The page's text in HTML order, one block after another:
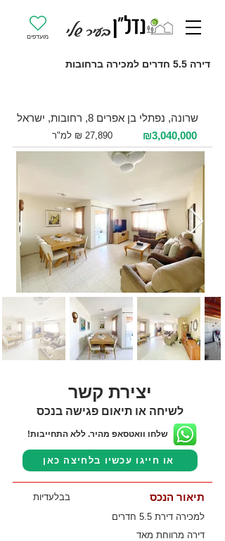
מועדפים
דירה 5.5 חדרים למכירה ברחובות
שרונה, נפתלי בן אפרים 8, רחובות, ישראל
₪3,040,000
יצירת קשר
לשיחה או תיאום פגישה בנכס
שלחו וואטסאפ מהיר. ללא התחייבות!
או חייגו עכשיו בלחיצה כאן
בבלעדיות תיאור הנכס
למכירה דירת 5.5 חדרים
דירה מרווחת מאד